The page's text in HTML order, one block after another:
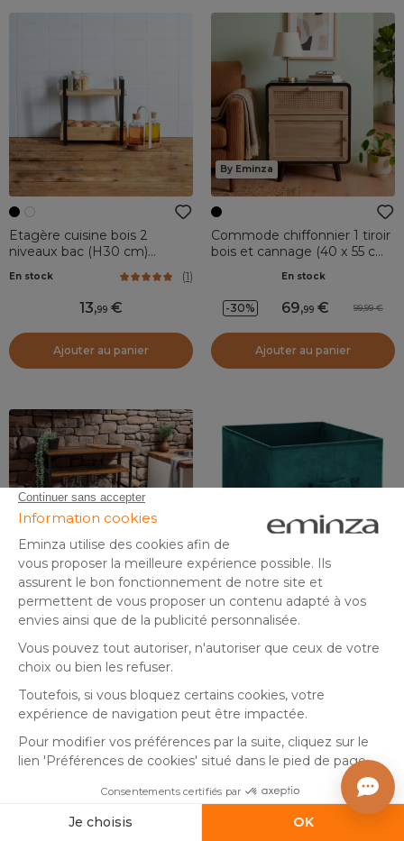
Etagère cuisine bois 2
niveaux bac (H30 cm)
En stock (1)
13,99
Ajouter au panier
By Eminza
Commode chiffonnier 1 tiroir
bois et cannage (40 x 55 cm)
En stock
-30% 69,99 99,99
Ajouter au panier
By Eminza
Meuble range-bouteilles
industriel 18 emplacements
et porte-verres (H100 cm)
En stock
79, 99,99
Ajouter au panier
Panier de rangement
Velouria Bleu canard
5,
Ajouter au panier